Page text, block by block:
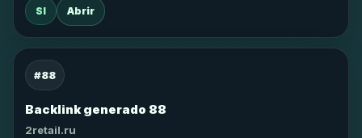
SI Abrir
#88
Backlink generado 88
2retail.ru